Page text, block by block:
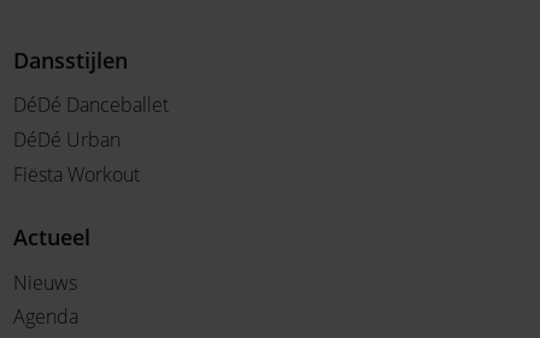
Dansstijlen
DéDé Danceballet
DéDé Urban
Fiësta Workout
Actueel
Nieuws
Agenda